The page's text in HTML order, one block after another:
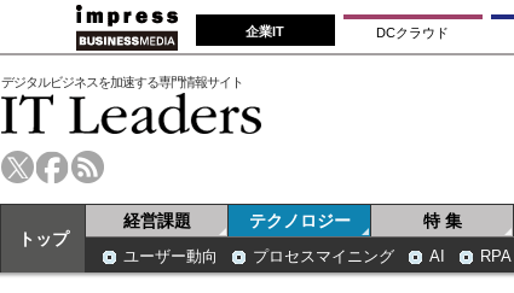
企業IT DCクラウド
デジタルビジネスを加速する専門情報サイト
トップ
経営課題 テクノロジー 特 集
ユーザー動向 プロセスマイニング AI RPA